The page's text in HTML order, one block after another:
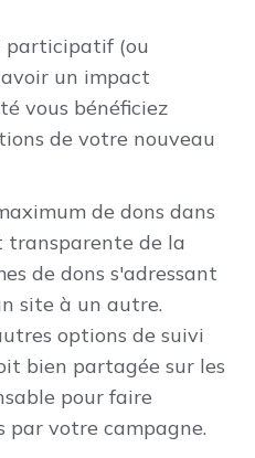
participatif (ou
un impact
vous bénéficiez
de votre nouveau
de dons dans
transparente de la
de dons s'adressant
site à un autre.
options de suivi
bien partagée sur les
pour faire
par votre campagne.